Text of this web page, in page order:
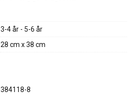
3-4 år - 5-6 år
28 cm x 38 cm
384118-8